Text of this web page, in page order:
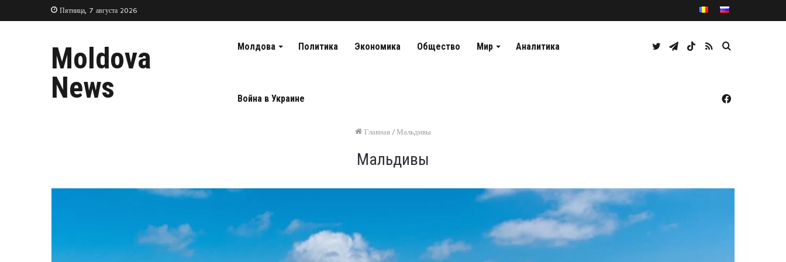
Пятница, 7 августа 2026
Moldova
News
Молдова Политика Экономика Общество Мир Аналитика
Война в Украине
Caută
RSS
TikTok
Telegram
Twitter
Facebook
Главная /Мальдивы
Мальдивы